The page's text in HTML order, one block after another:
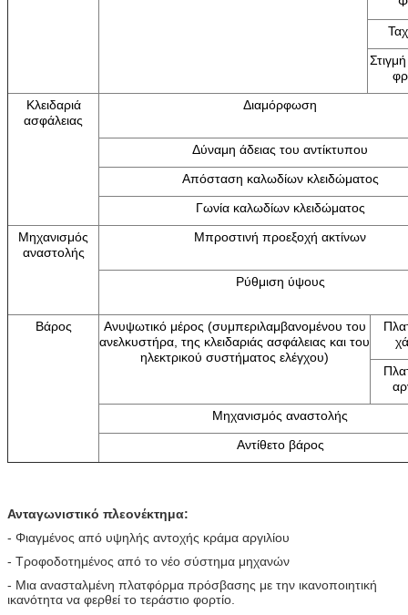
Κλειδαριά
ασφάλειας
Διαμόρφωση
Δύναμη άδειας του αντίκτυπου
Απόσταση καλωδίων κλειδώματος
Γωνία καλωδίων κλειδώματος
Μηχανισμός
αναστολής
Μπροστινή προεξοχή ακτίνων
Ρύθμιση ύψους
Βάρος
Ανυψωτικό μέρος (συμπεριλαμβανομένου του
ανελκυστήρα, της κλειδαριάς ασφάλειας και του
ηλεκτρικού συστήματος ελέγχου)
Μηχανισμός αναστολής
Αντίθετο βάρος
Ανταγωνιστικό πλεονέκτημα:
- Φιαγμένος από υψηλής αντοχής κράμα αργιλίου
- Τροφοδοτημένος από το νέο σύστημα μηχανών
- Μια ανασταλμένη πλατφόρμα πρόσβασης με την ικανοποιητική
ικανότητα να φερθεί το τεράστιο φορτίο.